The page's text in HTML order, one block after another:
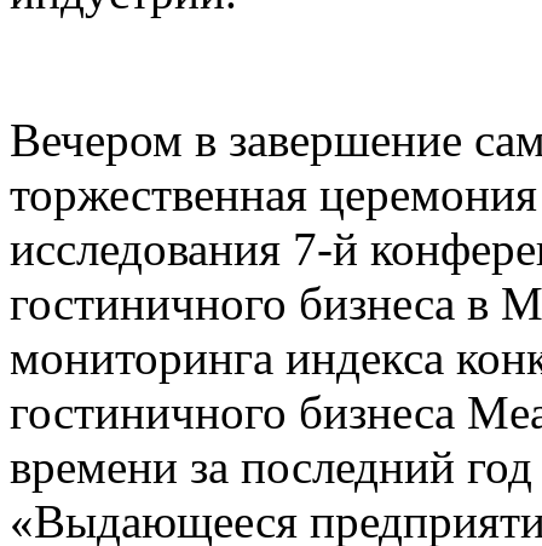
Вечером в завершение
торжественная
исследования 7-й
гостиничного бизнеса в
мониторинга индекса
гостиничного бизнеса
времени за последний
«Выдающееся